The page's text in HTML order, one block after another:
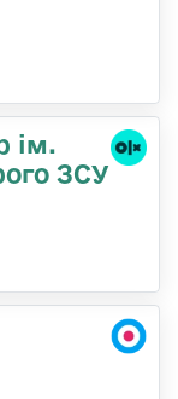
ім.
ЗСУ